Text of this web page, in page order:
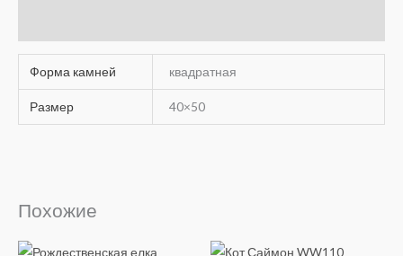
Форма камней квадратная
Размер 40×50
Похожие